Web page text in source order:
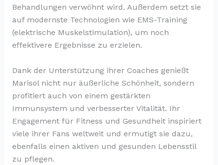
Behandlungen verwöhnt wird. Außerdem setzt sie
auf modernste Technologien wie EMS-Training
(elektrische Muskelstimulation), um noch
effektivere Ergebnisse zu erzielen.
Dank der Unterstützung ihrer Coaches genießt
Marisol nicht nur äußerliche Schönheit, sondern
profitiert auch von einem gestärkten
Immunsystem und verbesserter Vitalität. Ihr
Engagement für Fitness und Gesundheit inspiriert
viele ihrer Fans weltweit und ermutigt sie dazu,
ebenfalls einen aktiven und gesunden Lebensstil
zu pflegen.